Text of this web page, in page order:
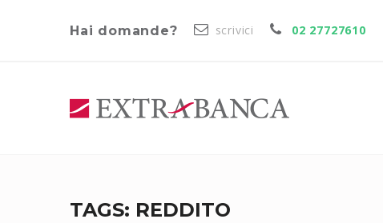
Hai domande? scrivici 02 27727610
TAGS: REDDITO